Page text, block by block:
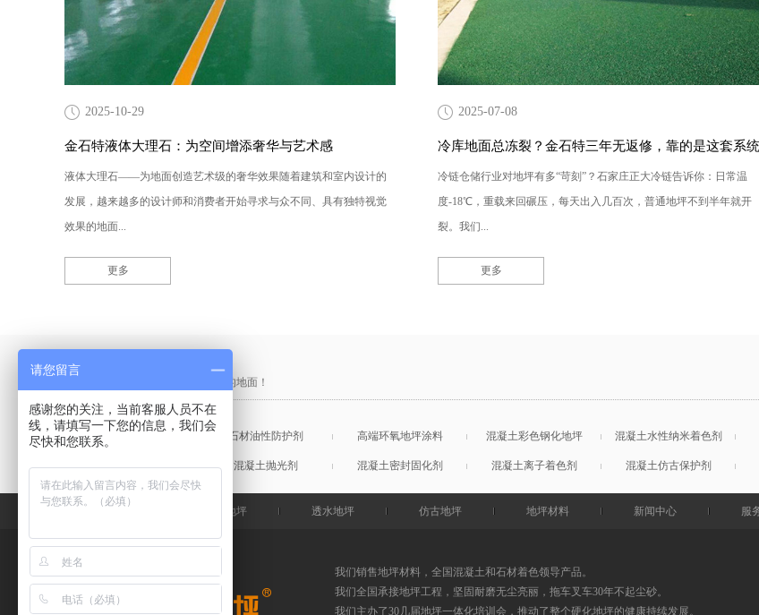
2025-10-29
金石特液体大理石：为空间增添奢华与艺术感
液体大理石——为地面创造艺术级的奢华效果随着建筑和室内设计的
发展，越来越多的设计师和消费者开始寻求与众不同、具有独特视觉
效果的地面...
更多
2025-07-08
冷库地面总冻裂？金石特三年无返修，靠的是这套系统
冷链仓储行业对地坪有多“苛刻”？石家庄正大冷链告诉你：日常温
度-18℃，重载来回碾压，每天出入几百次，普通地坪不到半年就开
裂。我们...
更多
产品采购直通车
做中国最硬的地坪，金石特钢化您的地面！
混凝土表面增强剂 石材油性防护剂 高端环氧地坪涂料 混凝土彩色钢化地坪 混凝土水性纳米着色剂
混凝土润色剂 混凝土抛光剂 混凝土密封固化剂 混凝土离子着色剂 混凝土仿古保护剂
钢化地坪 透水地坪 仿古地坪 地坪材料 新闻中心 服
我们销售地坪材料，全国混凝土和石材着色领导产品。
我们全国承接地坪工程，坚固耐磨无尘亮丽，拖车叉车30年不起尘砂。
我们主办了30几届地坪一体化培训会，推动了整个硬化地坪的健康持续发展。
请您留言
感谢您的关注，当前客服人员不在
线，请填写一下您的信息，我们会
尽快和您联系。